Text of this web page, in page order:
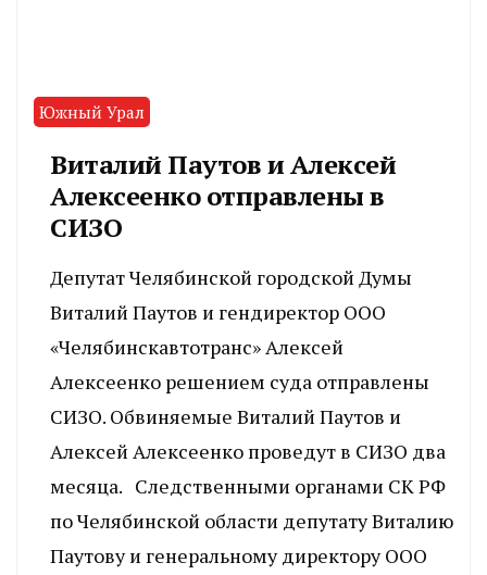
Южный Урал
Виталий Паутов и Алексей
Алексеенко отправлены в
СИЗО
Депутат Челябинской городской Думы
Виталий Паутов и гендиректор ООО
«Челябинскавтотранс» Алексей
Алексеенко решением суда отправлены
СИЗО. Обвиняемые Виталий Паутов и
Алексей Алексеенко проведут в СИЗО два
месяца. Следственными органами СК РФ
по Челябинской области депутату Виталию
Паутову и генеральному директору ООО